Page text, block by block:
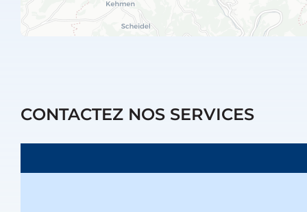
CONTACTEZ NOS SERVICES